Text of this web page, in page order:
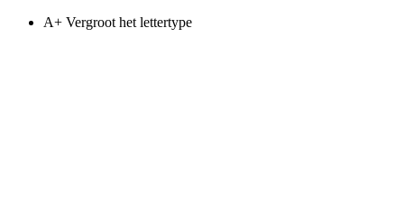
A+ Vergroot het lettertype